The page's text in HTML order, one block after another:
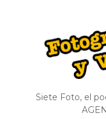
Siete Foto, el